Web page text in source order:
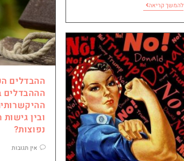
להמשך קריאה
ההבדלים
הההבדלים
ובין
נפוצות?
אין תגובות